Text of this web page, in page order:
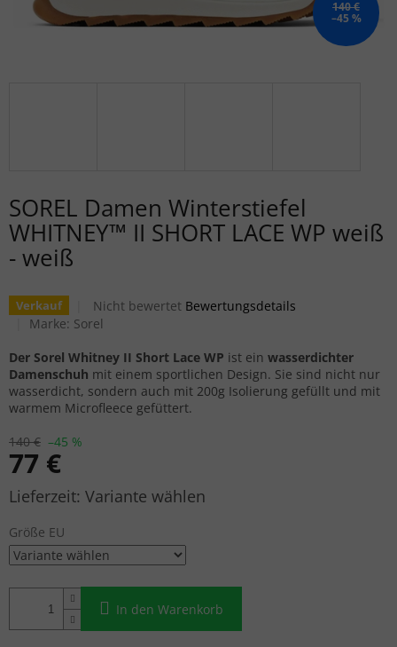
140 €
–45 %
SOREL Damen Winterstiefel
WHITNEY™ II SHORT LACE WP weiß
- weiß
Verkauf Die durchschnittliche Produktbewertung ist 0,0
Nicht bewertet Bewertungsdetails
Marke: Sorel
140 € –45 %
77 €
Verkaufspreis:Variante wählen
Größe EU
In den Warenkorb
Der Sorel Whitney II Short Lace WP ist ein wasserdichter
Damenschuh mit einem sportlichen Design. Sie sind nicht nur
wasserdicht, sondern auch mit 200g Isolierung gefüllt und mit
warmem Microfleece gefüttert.